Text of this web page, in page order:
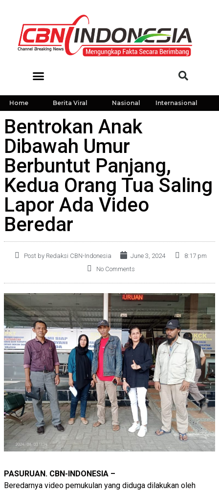
Home Berita Viral Nasional Internasional
Bentrokan Anak
Dibawah Umur
Berbuntut Panjang,
Kedua Orang Tua Saling
Lapor Ada Video
Beredar
Post by Redaksi CBN-Indonesia June 3, 2024
8:17 pm
No Comments
PASURUAN. CBN-INDONESIA –
Beredarnya video pemukulan yang diduga dilakukan oleh